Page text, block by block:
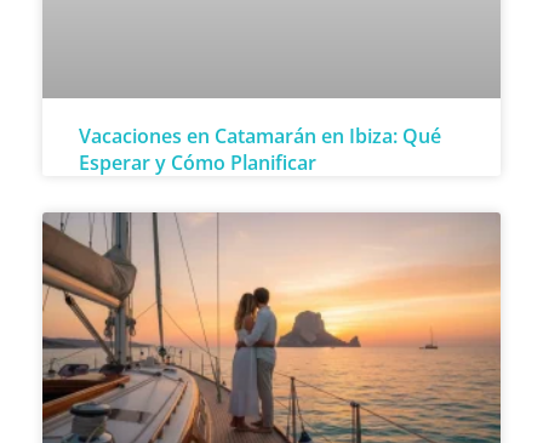
Vacaciones en Catamarán en Ibiza: Qué
Esperar y Cómo Planificar